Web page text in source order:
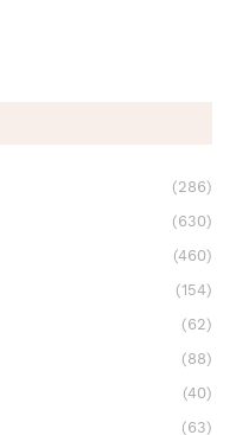
(286)
(630)
(460)
(154)
(62)
(88)
(40)
(63)